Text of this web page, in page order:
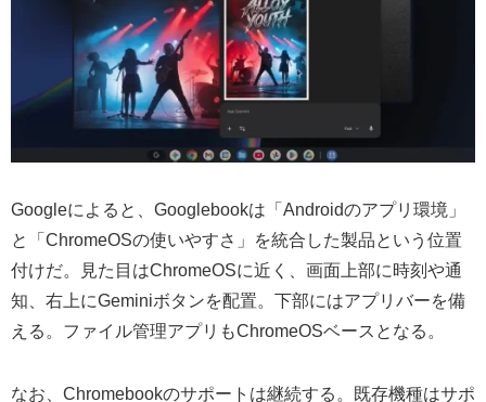
Googleによると、Googlebookは「Androidのアプリ環境」
と「ChromeOSの使いやすさ」を統合した製品という位置
付けだ。見た目はChromeOSに近く、画面上部に時刻や通
知、右上にGeminiボタンを配置。下部にはアプリバーを備
える。ファイル管理アプリもChromeOSベースとなる。
なお、Chromebookのサポートは継続する。既存機種はサポ